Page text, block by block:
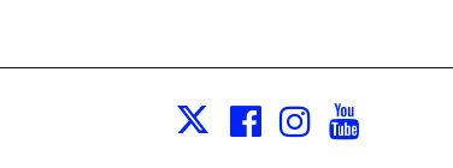
X Facebook
Instagram